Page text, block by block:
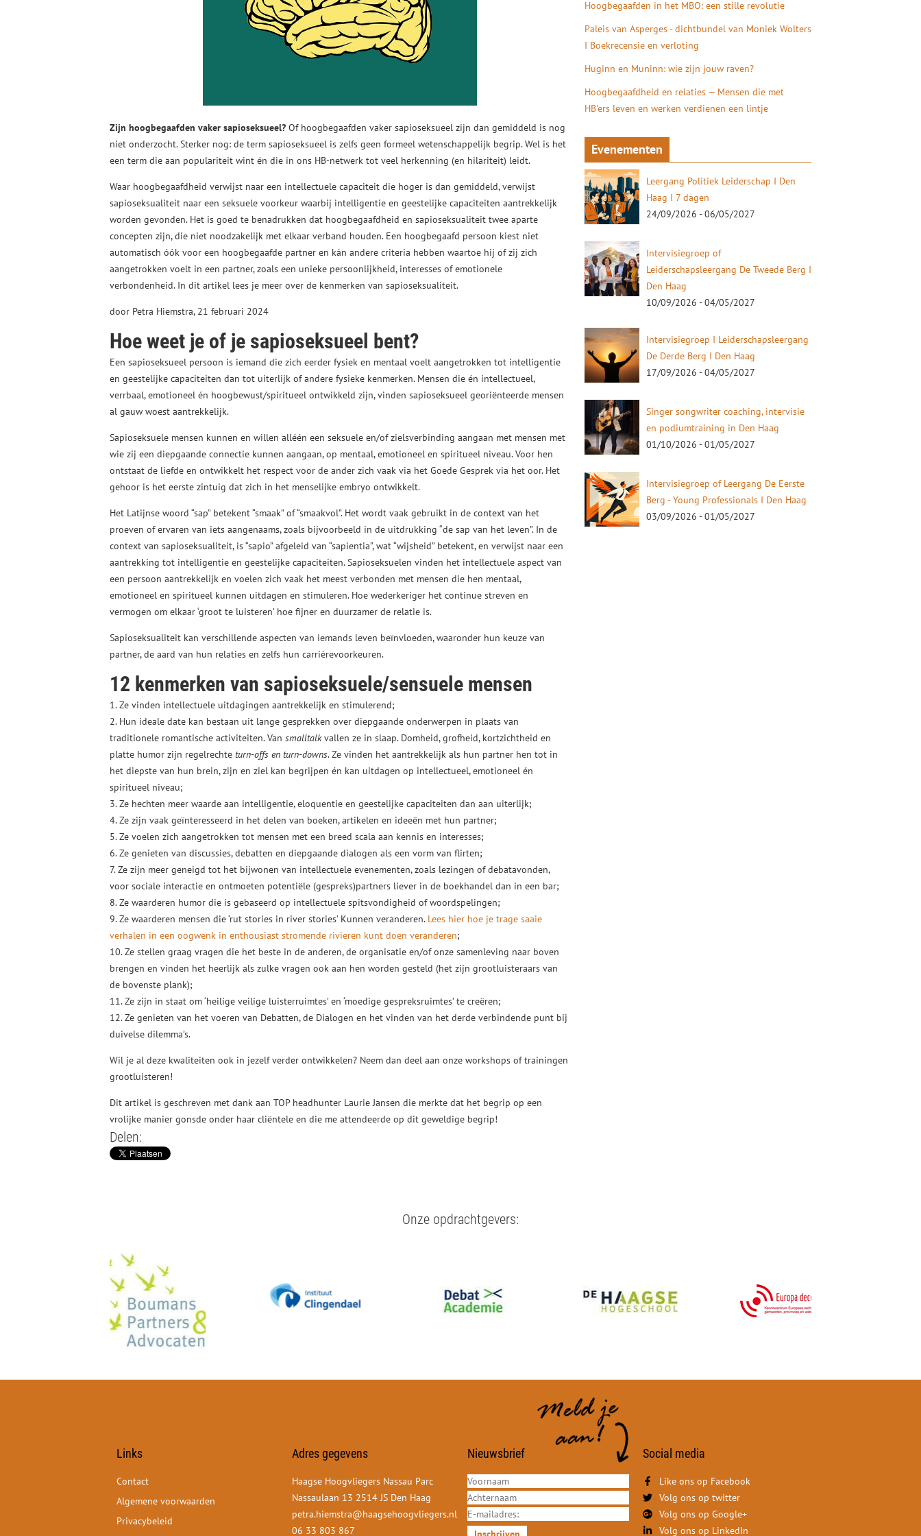
Zijn hoogbegaafden vaker sapioseksueel? Of hoogbegaafden vaker sapioseksueel zijn dan gemiddeld is nog
niet onderzocht. Sterker nog: de term sapioseksueel is zelfs geen formeel wetenschappelijk begrip. Wel is het
een term die aan populariteit wint én die in ons HB-netwerk tot veel herkenning (en hilariteit) leidt.
Waar hoogbegaafdheid verwijst naar een intellectuele capaciteit die hoger is dan gemiddeld, verwijst
sapioseksualiteit naar een seksuele voorkeur waarbij intelligentie en geestelijke capaciteiten aantrekkelijk
worden gevonden. Het is goed te benadrukken dat hoogbegaafdheid en sapioseksualiteit twee aparte
concepten zijn, die niet noodzakelijk met elkaar verband houden. Een hoogbegaafd persoon kiest niet
automatisch óók voor een hoogbegaafde partner en kán andere criteria hebben waartoe hij of zij zich
aangetrokken voelt in een partner, zoals een unieke persoonlijkheid, interesses of emotionele
verbondenheid. In dit artikel lees je meer over de kenmerken van sapioseksualiteit.
door Petra Hiemstra, 21 februari 2024
Hoe weet je of je sapioseksueel bent?
Een sapioseksueel persoon is iemand die zich eerder fysiek en mentaal voelt aangetrokken tot intelligentie
en geestelijke capaciteiten dan tot uiterlijk of andere fysieke kenmerken. Mensen die én intellectueel,
verrbaal, emotioneel én hoogbewust/spiritueel ontwikkeld zijn, vinden sapioseksueel georiënteerde mensen
al gauw woest aantrekkelijk.
Sapioseksuele mensen kunnen en willen alléén een seksuele en/of zielsverbinding aangaan met mensen met
wie zij een diepgaande connectie kunnen aangaan, op mentaal, emotioneel en spiritueel niveau. Voor hen
ontstaat de liefde en ontwikkelt het respect voor de ander zich vaak via het Goede Gesprek via het oor. Het
gehoor is het eerste zintuig dat zich in het menselijke embryo ontwikkelt.
Het Latijnse woord “sap” betekent “smaak” of “smaakvol”. Het wordt vaak gebruikt in de context van het
proeven of ervaren van iets aangenaams, zoals bijvoorbeeld in de uitdrukking “de sap van het leven”. In de
context van sapioseksualiteit, is “sapio” afgeleid van “sapientia”, wat “wijsheid” betekent, en verwijst naar een
aantrekking tot intelligentie en geestelijke capaciteiten. Sapioseksuelen vinden het intellectuele aspect van
een persoon aantrekkelijk en voelen zich vaak het meest verbonden met mensen die hen mentaal,
emotioneel en spiritueel kunnen uitdagen en stimuleren. Hoe wederkeriger het continue streven en
vermogen om elkaar ‘groot te luisteren’ hoe fijner en duurzamer de relatie is.
Sapioseksualiteit kan verschillende aspecten van iemands leven beïnvloeden, waaronder hun keuze van
partner, de aard van hun relaties en zelfs hun carrièrevoorkeuren.
12 kenmerken van sapioseksuele/sensuele mensen
1. Ze vinden intellectuele uitdagingen aantrekkelijk en stimulerend;
2. Hun ideale date kan bestaan uit lange gesprekken over diepgaande onderwerpen in plaats van
traditionele romantische activiteiten. Van smalltalkvallen ze in slaap. Domheid, grofheid, kortzichtheid en
platte humor zijn regelrechte turn-offs en turn-downs. Ze vinden het aantrekkelijk als hun partner hen tot in
het diepste van hun brein, zijn en ziel kan begrijpen én kan uitdagen op intellectueel, emotioneel én
spiritueel niveau;
3. Ze hechten meer waarde aan intelligentie, eloquentie en geestelijke capaciteiten dan aan uiterlijk;
4. Ze zijn vaak geïnteresseerd in het delen van boeken, artikelen en ideeën met hun partner;
5. Ze voelen zich aangetrokken tot mensen met een breed scala aan kennis en interesses;
6. Ze genieten van discussies, debatten en diepgaande dialogen als een vorm van flirten;
7. Ze zijn meer geneigd tot het bijwonen van intellectuele evenementen, zoals lezingen of debatavonden,
voor sociale interactie en ontmoeten potentiële (gespreks)partners liever in de boekhandel dan in een bar;
8. Ze waarderen humor die is gebaseerd op intellectuele spitsvondigheid of woordspelingen;
9. Ze waarderen mensen die ‘rut stories in river stories’ Kunnen veranderen. Lees hier hoe je trage saaie
verhalen in een oogwenk in enthousiast stromende rivieren kunt doen veranderen;
10. Ze stellen graag vragen die het beste in de anderen, de organisatie en/of onze samenleving naar boven
brengen en vinden het heerlijk als zulke vragen ook aan hen worden gesteld (het zijn grootluisteraars van
de bovenste plank);
11. Ze zijn in staat om ‘heilige veilige luisterruimtes’ en ‘moedige gespreksruimtes’ te creëren;
12. Ze genieten van het voeren van Debatten, de Dialogen en het vinden van het derde verbindende punt bij
duivelse dilemma’s.
Wil je al deze kwaliteiten ook in jezelf verder ontwikkelen? Neem dan deel aan onze workshops of trainingen
grootluisteren!
Dit artikel is geschreven met dank aan TOP headhunter Laurie Jansen die merkte dat het begrip op een
vrolijke manier gonsde onder haar cliëntele en die me attendeerde op dit geweldige begrip!
Delen:
Hoogbegaafden in het MBO: een stille revolutie
Paleis van Asperges - dichtbundel van Moniek Wolters
I Boekrecensie en verloting
Huginn en Muninn: wie zijn jouw raven?
Hoogbegaafdheid en relaties — Mensen die met
HB'ers leven en werken verdienen een lintje
Evenementen
Leergang Politiek Leiderschap I Den
Haag I 7 dagen
24/09/2026 - 06/05/2027
Intervisiegroep of
Leiderschapsleergang De Tweede Berg I
Den Haag
10/09/2026 - 04/05/2027
Intervisiegroep I Leiderschapsleergang
De Derde Berg I Den Haag
17/09/2026 - 04/05/2027
Singer songwriter coaching, intervisie
en podiumtraining in Den Haag
01/10/2026 - 01/05/2027
Intervisiegroep of Leergang De Eerste
Berg - Young Professionals I Den Haag
03/09/2026 - 01/05/2027
Onze opdrachtgevers:
Links
Contact
Algemene voorwaarden
Privacybeleid
Adres gegevens
Haagse Hoogvliegers Nassau Parc
Nassaulaan 13 2514 JS Den Haag
petra.hiemstra@haagsehoogvliegers.nl
06 33 803 867
Nieuwsbrief Social media
Like ons op Facebook
Volg ons op twitter
Volg ons op Google+
Volg ons op LinkedIn